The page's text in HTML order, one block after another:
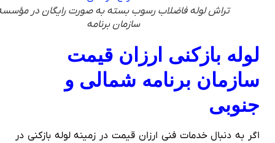
تراش لوله فاضلاب رسوب بسته به صورت رایگان در مؤسسه
سازمان برنامه
لوله بازکنی ارزان قیمت
سازمان برنامه شمالی و
جنوبی
اگر به دنبال خدمات فنی ارزان قیمت در زمینه لوله بازکنی در